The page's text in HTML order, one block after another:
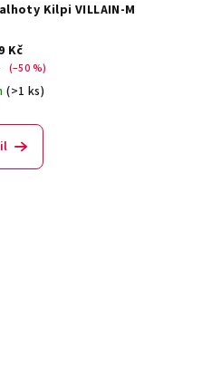
Kilpi VILLAIN-M
Kč
(–50 %)
(>1 ks)